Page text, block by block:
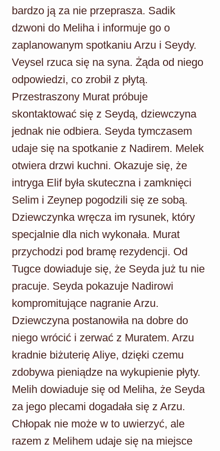
bardzo ją za nie przeprasza. Sadik
dzwoni do Meliha i informuje go o
zaplanowanym spotkaniu Arzu i Seydy.
Veysel rzuca się na syna. Żąda od niego
odpowiedzi, co zrobił z płytą.
Przestraszony Murat próbuje
skontaktować się z Seydą, dziewczyna
jednak nie odbiera. Seyda tymczasem
udaje się na spotkanie z Nadirem. Melek
otwiera drzwi kuchni. Okazuje się, że
intryga Elif była skuteczna i zamknięci
Selim i Zeynep pogodzili się ze sobą.
Dziewczynka wręcza im rysunek, który
specjalnie dla nich wykonała. Murat
przychodzi pod bramę rezydencji. Od
Tugce dowiaduje się, że Seyda już tu nie
pracuje. Seyda pokazuje Nadirowi
kompromitujące nagranie Arzu.
Dziewczyna postanowiła na dobre do
niego wrócić i zerwać z Muratem. Arzu
kradnie biżuterię Aliye, dzięki czemu
zdobywa pieniądze na wykupienie płyty.
Melih dowiaduje się od Meliha, że Seyda
za jego plecami dogadała się z Arzu.
Chłopak nie może w to uwierzyć, ale
razem z Melihem udaje się na miejsce